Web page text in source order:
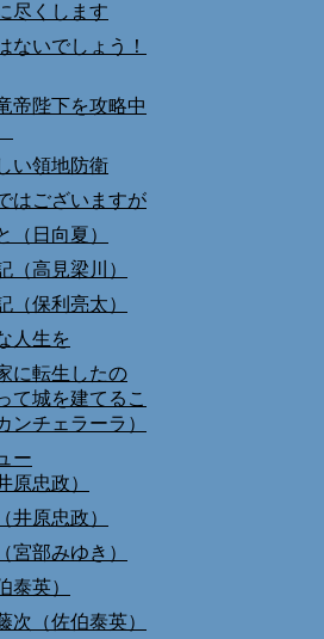
尽くします
ないでしょう！
帝陛下を攻略中
い領地防衛
はございますが
（日向夏）
（高見梁川）
（保利亮太）
人生を
に転生したの
て城を建てるこ
ンチェラーラ）
ー
原忠政）
井原忠政）
宮部みゆき）
泰英）
次（佐伯泰英）